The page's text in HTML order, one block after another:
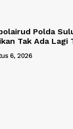
Polda
Tak Ada Lagi
6, 2026